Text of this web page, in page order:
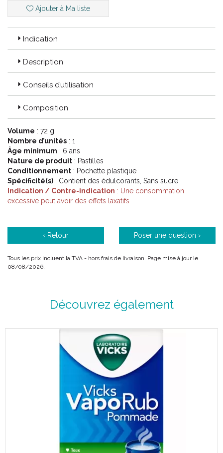
Code EAN : 4030300022859
Ajouter à Ma liste
Indication
Description
Conseils d’utilisation
Composition
Volume : 72 g
Nombre d’unités : 1
Âge minimum : 6 ans
Nature de produit : Pastilles
Conditionnement : Pochette plastique
Spécificité(s) : Contient des édulcorants, Sans sucre
Indication / Contre-indication : Une consommation
excessive peut avoir des effets laxatifs
‹ Retour Poser une question ›
Tous les prix incluent la TVA - hors frais de livraison. Page mise à jour le
08/08/2026.
Découvrez également